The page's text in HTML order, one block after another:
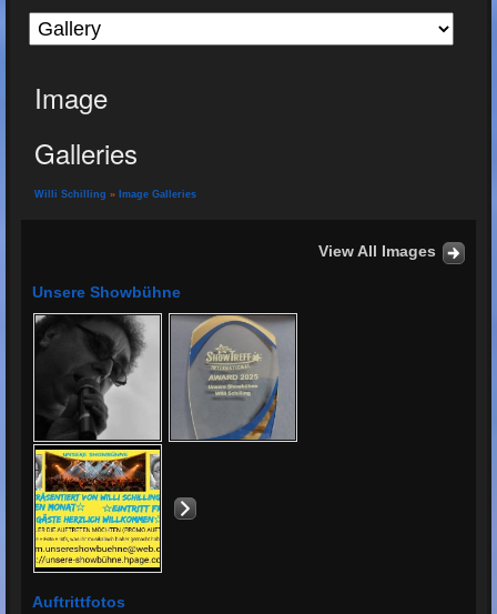
Image
Galleries
Willi Schilling » Image Galleries
View All Images
Unsere Showbühne
Auftrittfotos